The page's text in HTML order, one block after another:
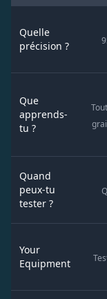
Quelle
précision ?
Que
apprends-
tu ?
Quand
peux-tu
tester ?
Your
Equipment